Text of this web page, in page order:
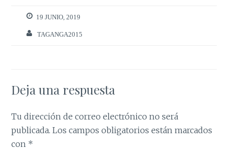
19 JUNIO, 2019
TAGANGA2015
Deja una respuesta
Tu dirección de correo electrónico no será
publicada. Los campos obligatorios están marcados
con *